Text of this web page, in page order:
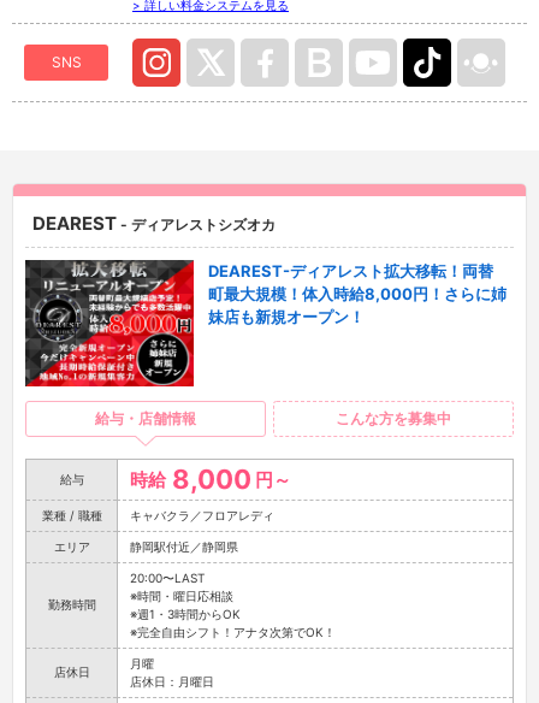
> 詳しい料金システムを見る
SNS
DEAREST - ディアレストシズオカ
DEAREST-ディアレスト拡大移転！両替
町最大規模！体入時給8,000円！さらに姉
妹店も新規オープン！
給与・店舗情報 こんな方を募集中
給与 時給 8,000 円～
業種 / 職種 キャバクラ／フロアレディ
エリア 静岡駅付近／静岡県
勤務時間
20:00〜LAST
※時間・曜日応相談
※週1・3時間からOK
※完全自由シフト！アナタ次第でOK！
店休日
月曜
店休日：月曜日